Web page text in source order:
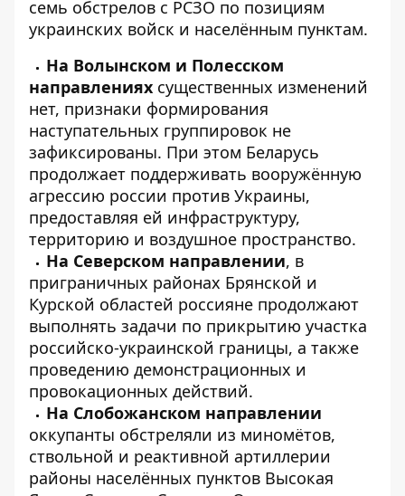
семь обстрелов с РСЗО по позициям
украинских войск и населённым пунктам.
На Волынском и Полесском
направлениях существенных изменений
нет, признаки формирования
наступательных группировок не
зафиксированы. При этом Беларусь
продолжает поддерживать вооружённую
агрессию россии против Украины,
предоставляя ей инфраструктуру,
территорию и воздушное пространство.
На Северском направлении, в
приграничных районах Брянской и
Курской областей россияне продолжают
выполнять задачи по прикрытию участка
российско-украинской границы, а также
проведению демонстрационных и
провокационных действий.
На Слобожанском направлении
оккупанты обстреляли из миномётов,
ствольной и реактивной артиллерии
районы населённых пунктов Высокая